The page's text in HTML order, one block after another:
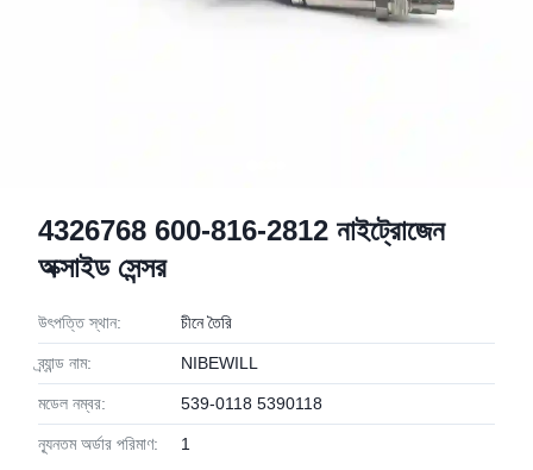
4326768 600-816-2812 নাইট্রোজেন
অক্সাইড সেন্সর
উৎপত্তি স্থান: চীনে তৈরি
ব্র্যান্ড নাম: NIBEWILL
মডেল নম্বর: 539-0118 5390118
ন্যূনতম অর্ডার পরিমাণ: 1